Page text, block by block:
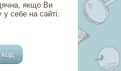
якщо Ви
у себе на сайті: